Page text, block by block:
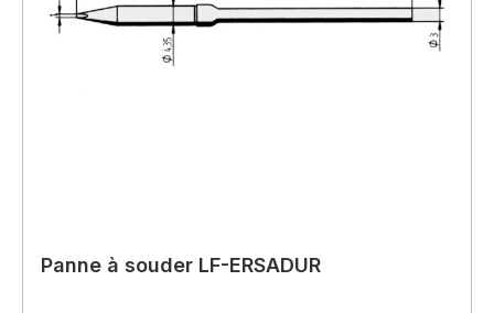
Panne à souder LF-ERSADUR